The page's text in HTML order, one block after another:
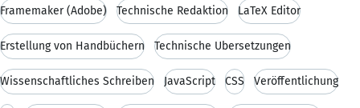
Framemaker (Adobe) Technische Redaktion LaTeX Editor
Erstellung von Handbüchern Technische Übersetzungen
Wissenschaftliches Schreiben JavaScript CSS Veröffentlichung